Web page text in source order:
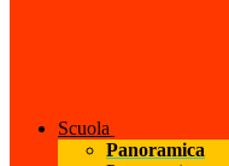
Scuola
Panoramica